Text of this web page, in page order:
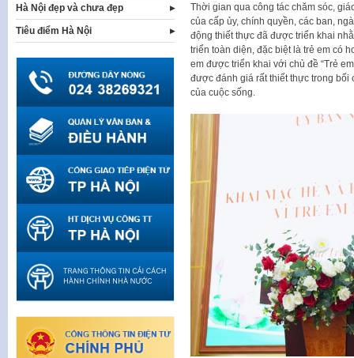
Thời gian qua công tác chăm sóc,
của cấp ủy, chính quyền, các ban,
động thiết thực đã được triển khai
triển toàn diện, đặc biệt là trẻ em có
em được triển khai với chủ đề “Trẻ
được đánh giá rất thiết thực trong bối
của cuộc sống.
Hà Nội đẹp và chưa đẹp
Tiêu điểm Hà Nội